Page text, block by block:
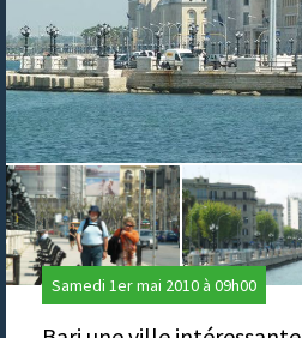
Samedi 1er mai 2010 à 09h00